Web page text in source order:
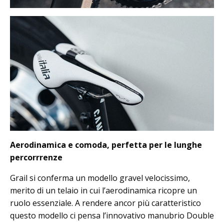
Aerodinamica e comoda, perfetta per le lunghe
percorrrenze
Grail si conferma un modello gravel velocissimo,
merito di un telaio in cui l’aerodinamica ricopre un
ruolo essenziale. A rendere ancor più caratteristico
questo modello ci pensa l’innovativo manubrio Double